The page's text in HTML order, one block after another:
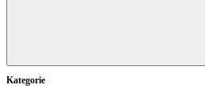
Kategorie